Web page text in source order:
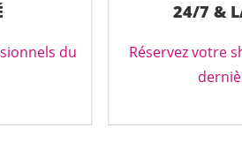
du
24/7 &
Réservez votre